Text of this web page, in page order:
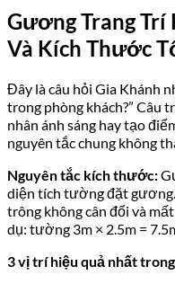
Gương Trang Trí
Và Kích Thước
Đây là câu hỏi Gia Khánh
trong phòng khách?” Câu
nhân ánh sáng hay tạo
nguyên tắc chung không
Nguyên tắc kích thước:
diện tích tường đặt
trông không cân đối và
dụ: tường 3m × 2.5m =
3 vị trí hiệu quả nhất